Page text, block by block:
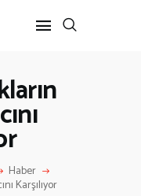
Haber
Karşılıyor